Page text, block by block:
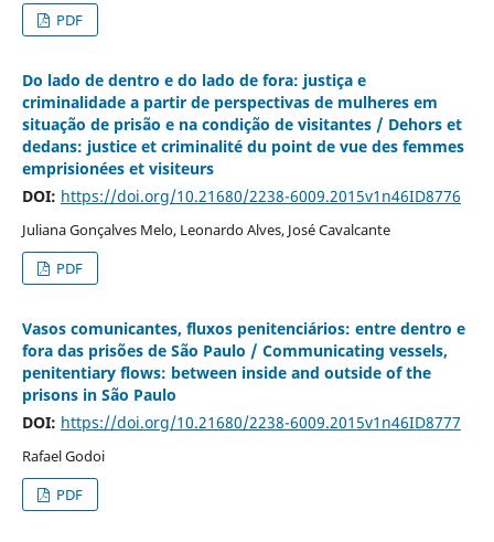
PDF
Do lado de dentro e do lado de fora: justiça e
criminalidade a partir de perspectivas de mulheres em
situação de prisão e na condição de visitantes / Dehors et
dedans: justice et criminalité du point de vue des femmes
emprisionées et visiteurs
DOI: https://doi.org/10.21680/2238-6009.2015v1n46ID8776
Juliana Gonçalves Melo, Leonardo Alves, José Cavalcante
PDF
Vasos comunicantes, fluxos penitenciários: entre dentro e
fora das prisões de São Paulo / Communicating vessels,
penitentiary flows: between inside and outside of the
prisons in São Paulo
DOI: https://doi.org/10.21680/2238-6009.2015v1n46ID8777
Rafael Godoi
PDF